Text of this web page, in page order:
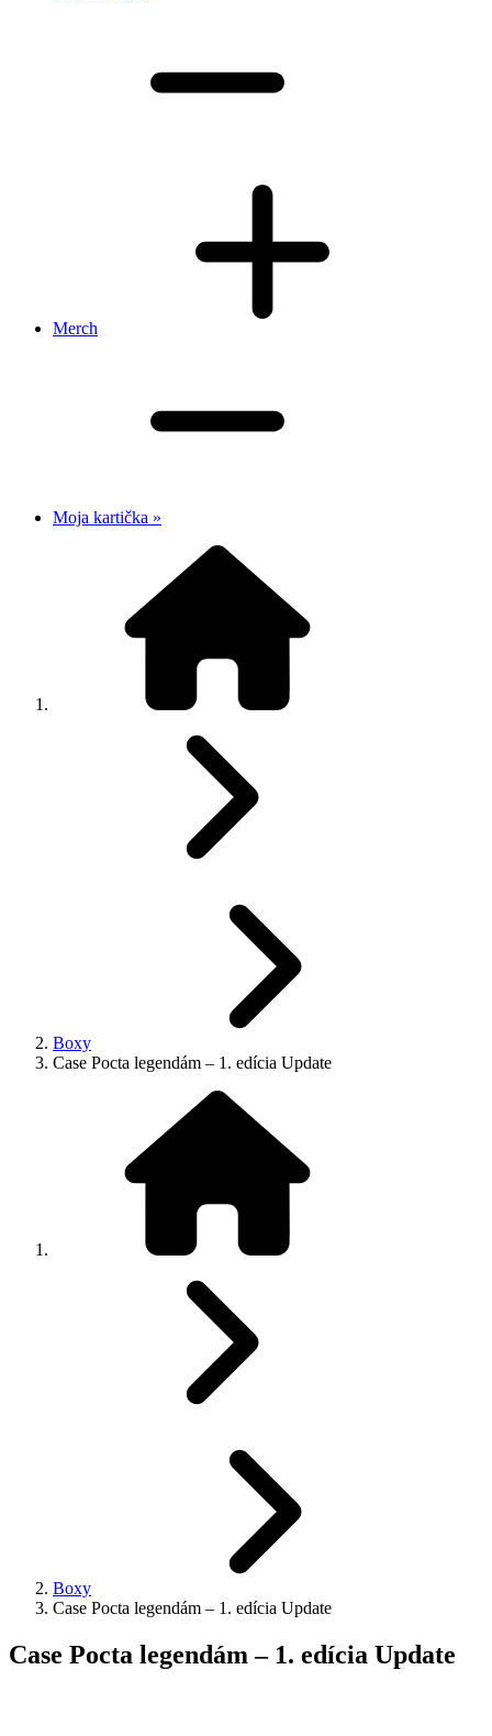
Merch
Moja kartička »
Boxy
Case Pocta legendám – 1. edícia Update
Boxy
Case Pocta legendám – 1. edícia Update
Case Pocta legendám – 1. edícia Update